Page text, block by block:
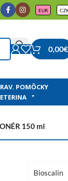
EUR
0,00€
POMÔCKY
150 ml
Bioscalin